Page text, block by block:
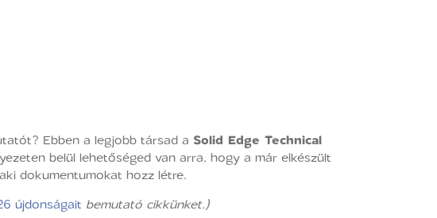
Ebben a legjobb társad a Solid Edge Technical
belül lehetőséged van arra, hogy a már elkészült
dokumentumokat hozz létre.
újdonságait bemutató cikkünket.)